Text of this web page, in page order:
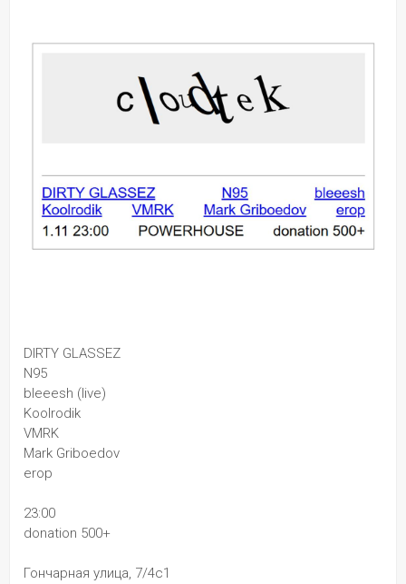
DIRTY GLASSEZ
N95
bleeesh (live)
Koolrodik
VMRK
Mark Griboedov
erop
23:00
donation 500+
Гончарная улица, 7/4с1